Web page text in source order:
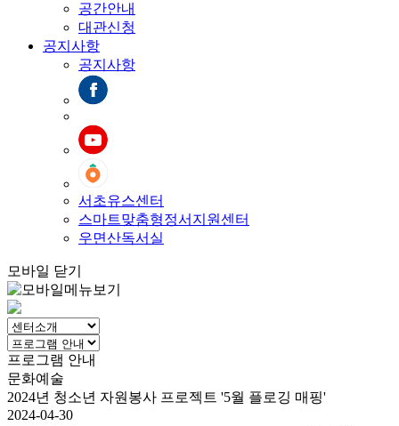
공간안내
대관신청
공지사항
공지사항
서초유스센터
스마트맞춤형정서지원센터
우면산독서실
모바일 닫기
프로그램 안내
문화예술
2024년 청소년 자원봉사 프로젝트 '5월 플로깅 매핑'
2024-04-30